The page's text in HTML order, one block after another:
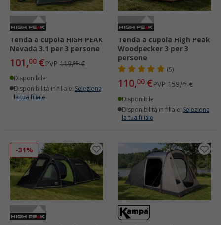
Tenda a cupola HIGH PEAK
Nevada 3.1 per 3 persone
101,00 €PVP 119,95€
Disponibile
Disponibilità in filiale: Seleziona
la tua filiale
Tenda a cupola High Peak
Woodpecker 3 per 3
persone
(5)
110,00 €PVP 159,95€
Disponibile
Disponibilità in filiale: Seleziona
la tua filiale
-31%